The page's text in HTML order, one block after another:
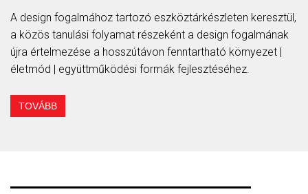
A design fogalmához tartozó eszköztárkészleten keresztül,
a közös tanulási folyamat részeként a design fogalmának
újra értelmezése a hosszútávon fenntartható környezet |
életmód | együttműködési formák fejlesztéséhez.
TOVÁBB